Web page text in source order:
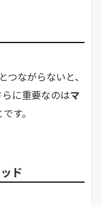
ながらないと、
に重要なのはマ
す。
ド